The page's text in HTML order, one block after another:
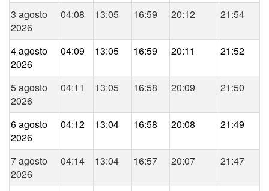
3 agosto
2026
04:08 13:05 16:59 20:12 21:54
4 agosto
2026
04:09 13:05 16:59 20:11 21:52
5 agosto
2026
04:11 13:05 16:58 20:09 21:50
6 agosto
2026
04:12 13:04 16:58 20:08 21:49
7 agosto
2026
04:14 13:04 16:57 20:07 21:47